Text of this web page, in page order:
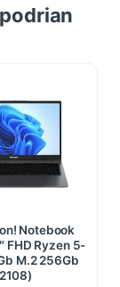
Notebook
FHD Ryzen 5-
M.2 256Gb